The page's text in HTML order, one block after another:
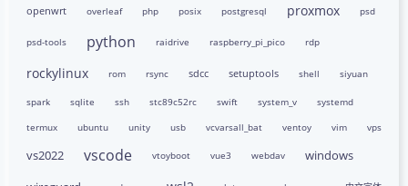
openwrt overleaf php posix postgresql proxmox psd
psd-tools python raidrive raspberry_pi_pico rdp
rockylinux rom rsync sdcc setuptools shell siyuan
spark sqlite ssh stc89c52rc swift system_v
systemd
termux
ubuntu unity usb vcvarsall_bat ventoy vim vps
vs2022 vscode vtoyboot vue3 webdav
windows